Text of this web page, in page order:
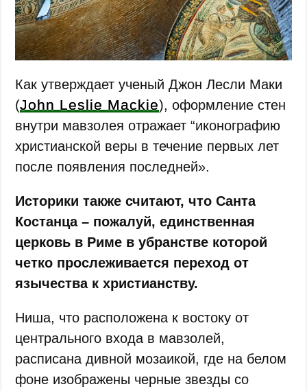
Как утверждает ученый Джон Лесли Маки
(John Leslie Mackie), оформление стен
внутри мавзолея отражает “иконографию
христианской веры в течение первых лет
после появления последней».
Историки также считают, что Санта
Костанца – пожалуй, единственная
церковь в Риме в убранстве которой
четко прослеживается переход от
язычества к христианству.
Ниша, что расположена к востоку от
центрального входа в мавзолей,
расписана дивной мозаикой, где на белом
фоне изображены черные звезды со